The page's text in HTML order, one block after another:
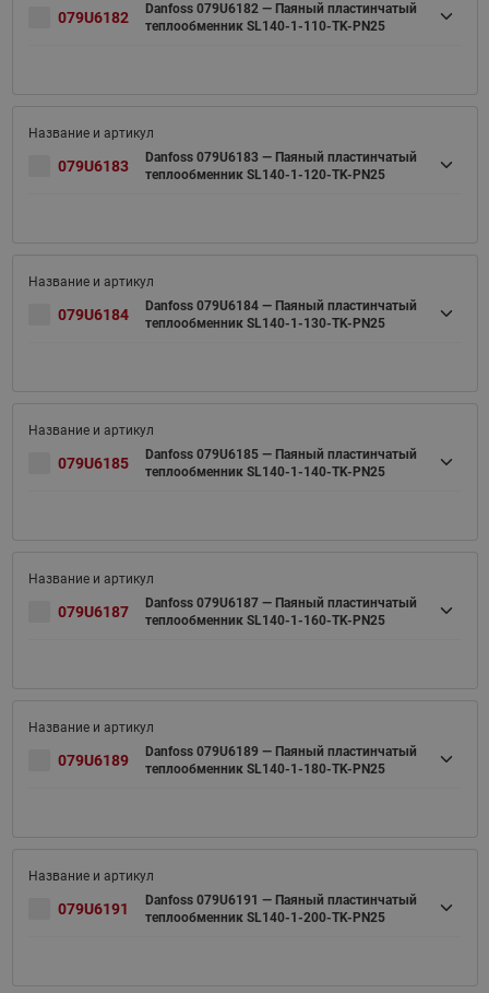
079U6182
Danfoss 079U6182 — Паяный пластинчатый
теплообменник SL140-1-110-TK-PN25
079U6183
Danfoss 079U6183 — Паяный пластинчатый
теплообменник SL140-1-120-TK-PN25
079U6184
Danfoss 079U6184 — Паяный пластинчатый
теплообменник SL140-1-130-TK-PN25
079U6185
Danfoss 079U6185 — Паяный пластинчатый
теплообменник SL140-1-140-TK-PN25
079U6187
Danfoss 079U6187 — Паяный пластинчатый
теплообменник SL140-1-160-TK-PN25
079U6189
Danfoss 079U6189 — Паяный пластинчатый
теплообменник SL140-1-180-TK-PN25
079U6191
Danfoss 079U6191 — Паяный пластинчатый
теплообменник SL140-1-200-TK-PN25